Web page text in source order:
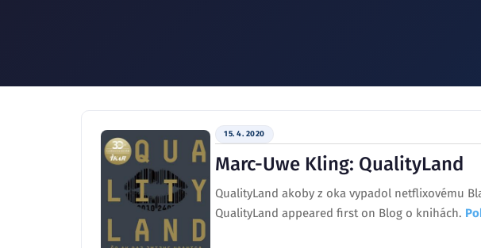
15. 4. 2020
Marc-Uwe Kling: QualityLand
QualityLand akoby z oka vypadol netflixovému
QualityLand appeared first on Blog o knihách.